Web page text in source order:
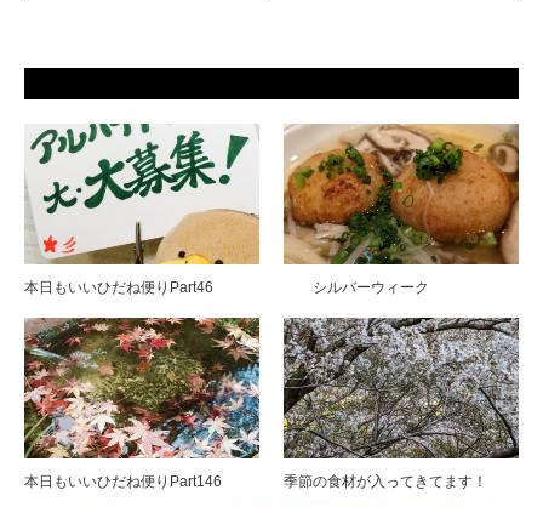
本日もいいひだね便りPart46 シルバーウィーク
本日もいいひだね便りPart146 季節の食材が入ってきてます！